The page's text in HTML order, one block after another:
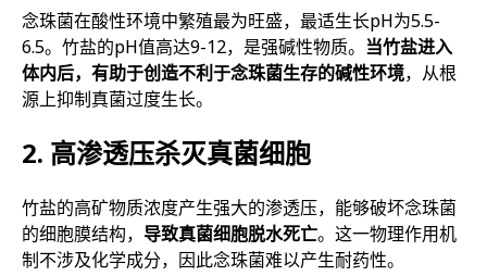
念珠菌在酸性环境中繁殖最为旺盛，最适生长pH为5.5-
6.5。竹盐的pH值高达9-12，是强碱性物质。 当竹盐进入
体内后，有助于创造不利于念珠菌生存的碱性环境，从根
源上抑制真菌过度生长。
2. 高渗透压杀灭真菌细胞
竹盐的高矿物质浓度产生强大的渗透压，能够破坏念珠菌
的细胞膜结构， 导致真菌细胞脱水死亡。这一物理作用机
制不涉及化学成分，因此念珠菌难以产生耐药性。